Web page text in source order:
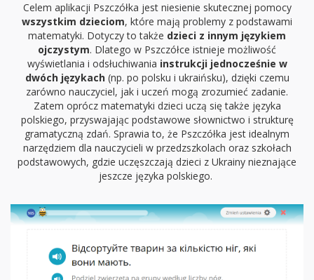
Celem aplikacji Pszczółka jest niesienie skutecznej pomocy
wszystkim dzieciom, które mają problemy z podstawami
matematyki. Dotyczy to także dzieci z innym językiem
ojczystym. Dlatego w Pszczółce istnieje możliwość
wyświetlania i odsłuchiwania instrukcji jednocześnie w
dwóch językach(np. po polsku i ukraińsku), dzięki czemu
zarówno nauczyciel, jak i uczeń mogą zrozumieć zadanie.
Zatem oprócz matematyki dzieci uczą się także języka
polskiego, przyswajając podstawowe słownictwo i strukturę
gramatyczną zdań. Sprawia to, że Pszczółka jest idealnym
narzędziem dla nauczycieli w przedzszkolach oraz szkołach
podstawowych, gdzie uczęszczają dzieci z Ukrainy nieznające
jeszcze języka polskiego.